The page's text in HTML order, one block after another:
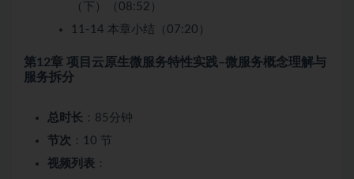
（下）（08:52）
11-14 本章小结（07:20）
第12章 项目云原生微服务特性实践–微服务概念理解与
服务拆分
总时长 ：85分钟
节次 ：10 节
视频列表 ：